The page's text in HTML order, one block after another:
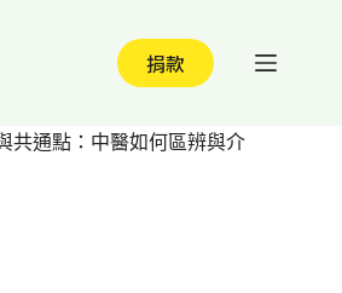
捐款
共通點：中醫如何區辨與介